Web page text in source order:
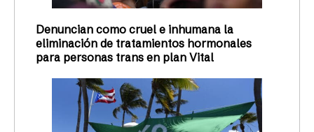
Denuncian como cruel e inhumana la
eliminación de tratamientos hormonales
para personas trans en plan Vital